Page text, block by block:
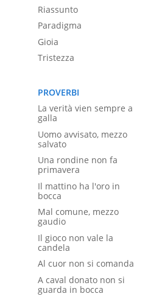
Riassunto
Paradigma
Gioia
Tristezza
PROVERBI
La verità vien sempre a
galla
Uomo avvisato, mezzo
salvato
Una rondine non fa
primavera
Il mattino ha l'oro in
bocca
Mal comune, mezzo
gaudio
Il gioco non vale la
candela
Al cuor non si comanda
A caval donato non si
guarda in bocca